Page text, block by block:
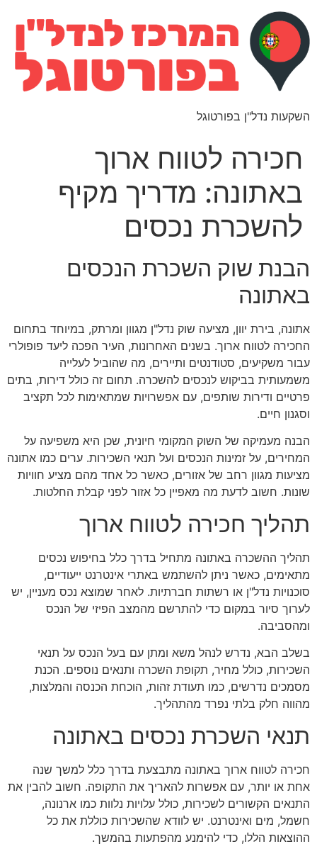
השקעות נדל"ן בפורטוגל
חכירה לטווח ארוך
באתונה: מדריך מקיף
להשכרת נכסים
הבנת שוק השכרת הנכסים
באתונה
אתונה, בירת יוון, מציעה שוק נדל"ן מגוון ומרתק, במיוחד בתחום
החכירה לטווח ארוך. בשנים האחרונות, העיר הפכה ליעד פופולרי
עבור משקיעים, סטודנטים ותיירים, מה שהוביל לעלייה
משמעותית בביקוש לנכסים להשכרה. תחום זה כולל דירות, בתים
פרטיים ודירות שותפים, עם אפשרויות שמתאימות לכל תקציב
וסגנון חיים.
הבנה מעמיקה של השוק המקומי חיונית, שכן היא משפיעה על
המחירים, על זמינות הנכסים ועל תנאי השכירות. ערים כמו אתונה
מציעות מגוון רחב של אזורים, כאשר כל אחד מהם מציע חוויות
שונות. חשוב לדעת מה מאפיין כל אזור לפני קבלת החלטות.
תהליך חכירה לטווח ארוך
תהליך ההשכרה באתונה מתחיל בדרך כלל בחיפוש נכסים
מתאימים, כאשר ניתן להשתמש באתרי אינטרנט ייעודיים,
סוכנויות נדל"ן או רשתות חברתיות. לאחר שמוצא נכס מעניין, יש
לערוך סיור במקום כדי להתרשם מהמצב הפיזי של הנכס
ומהסביבה.
בשלב הבא, נדרש לנהל משא ומתן עם בעל הנכס על תנאי
השכירות, כולל מחיר, תקופת השכרה ותנאים נוספים. הכנת
מסמכים נדרשים, כמו תעודת זהות, הוכחת הכנסה והמלצות,
מהווה חלק בלתי נפרד מהתהליך.
תנאי השכרת נכסים באתונה
חכירה לטווח ארוך באתונה מתבצעת בדרך כלל למשך שנה
אחת או יותר, עם אפשרות להאריך את התקופה. חשוב להבין את
התנאים הקשורים לשכירות, כולל עלויות נלוות כמו ארנונה,
חשמל, מים ואינטרנט. יש לוודא שהשכירות כוללת את כל
ההוצאות הללו, כדי להימנע מהפתעות בהמשך.